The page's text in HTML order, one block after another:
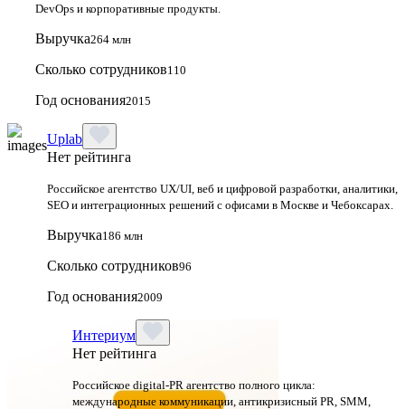
DevOps и корпоративные продукты.
Выручка264 млн
Сколько сотрудников110
Год основания2015
Uplab
Нет рейтинга
Российское агентство UX/UI, веб и цифровой разработки, аналитики,
SEO и интеграционных решений с офисами в Москве и Чебоксарах.
Выручка186 млн
Сколько сотрудников96
Год основания2009
Интериум
Нет рейтинга
Российское digital-PR агентство полного цикла:
международные коммуникации, антикризисный PR, SMM,